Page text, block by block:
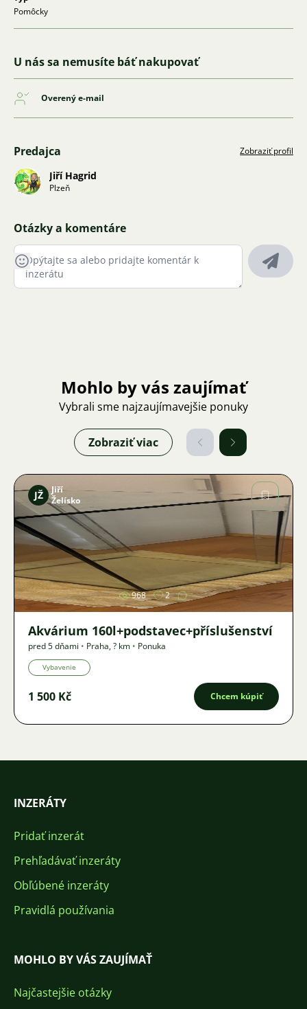
Pomôcky
U nás sa nemusíte báť nakupovať
Overený e-mail
Predajca Zobraziť profil
Jiří Hagrid
Plzeň
Otázky a komentáre
Mohlo by vás zaujímať
Vybrali sme najzaujímavejšie ponuky
Zobraziť viac
Obrázok
JŽ
Jiří
Želísko
968 2
Akvárium 160l+podstavec+příslušenství
pred 5 dňami • Praha,? km • Ponuka
Vybavenie
1 500 Kč Chcem kúpiť
INZERÁTY
Pridať inzerát
Prehľadávať inzeráty
Obľúbené inzeráty
Pravidlá používania
MOHLO BY VÁS ZAUJÍMAŤ
Najčastejšie otázky